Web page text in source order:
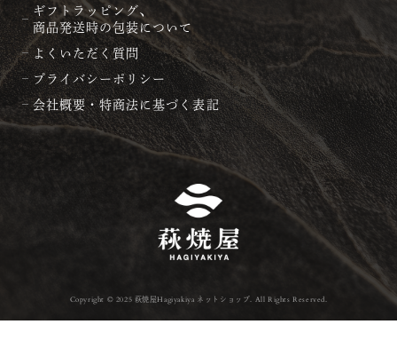
ギフトラッピング、
商品発送時の包装について
よくいただく質問
プライバシーポリシー
会社概要・特商法に基づく表記
Copyright © 2025 萩焼屋Hagiyakiya ネットショップ. All Rights Reserved.